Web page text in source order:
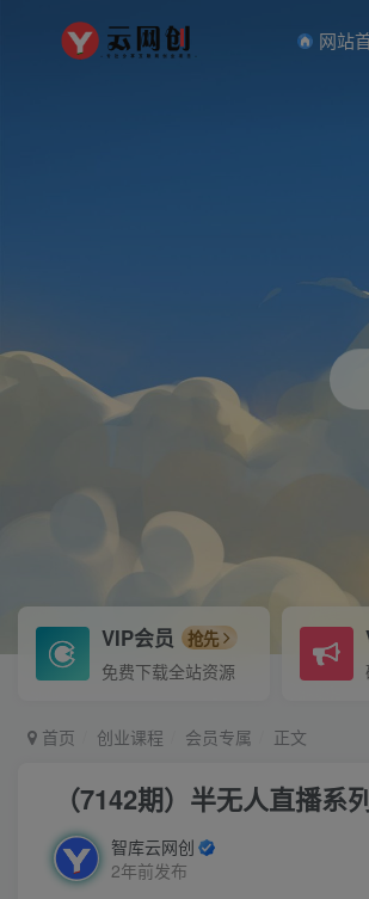
网站
VIP会员 抢先
免费下载全站资源
首页 创业课程 会员专属 正文
（7142期）半无人直播系
智库云网创
2年前发布